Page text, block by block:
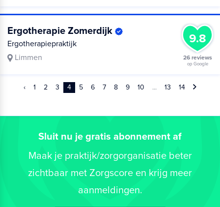
Ergotherapie Zomerdijk
Ergotherapiepraktijk
Limmen
9.8
26 reviews
op Google
‹ 1 2 3 4 5 6 7 8 9 10 ... 13 14
Sluit nu je gratis abonnement af
Maak je praktijk/zorgorganisatie beter
zichtbaar met Zorgscore en krijg meer
aanmeldingen.